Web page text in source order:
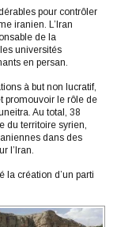
pour contrôler
iranien. L’Iran
de la
universités
en persan.
à but non lucratif,
promouvoir le rôle de
Au total, 38
du territoire syrien,
dans des
l’Iran.
la création d’un parti